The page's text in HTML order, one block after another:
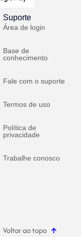
Suporte
Área de login
Base de
conhecimento
Fale com o suporte
Termos de uso
Política de
privacidade
Trabalhe conosco
Voltar ao topo